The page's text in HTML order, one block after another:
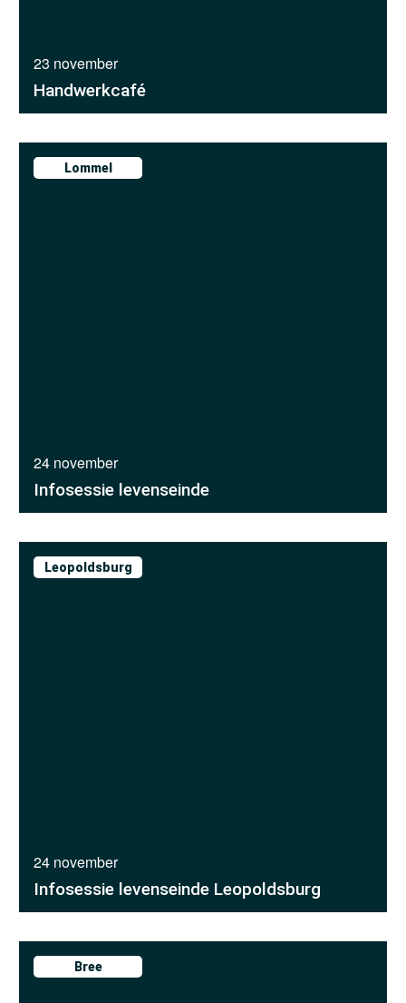
23 november
Handwerkcafé
Lommel
24 november
Infosessie levenseinde
Leopoldsburg
24 november
Infosessie levenseinde Leopoldsburg
Bree